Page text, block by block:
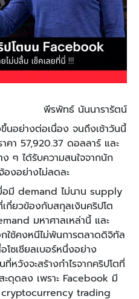
พีรพัทธ์ นันนารารัตน์
อย่างต่อเนื่อง จนถึงเช้าวันนี้
คา 57,920.37 ดอลลาร์ และ
ๆ ได้รับความสนใจจากนัก
งอย่างไม่ลดละ
อมี demand ไม่นาน supply
กี่ยวข้องกับสกุลเงินคริปโต
มหาศาลเหล่านี้ และ
ใช้คงหนีไม่พ้นการตลาดดิจิทัล
ซเชียลเบอร์หนึ่งอย่าง
หวังจะสร้างกำไรจากคริปโตที่
ดุดลง เพราะ Facebook มี
cryptocurrency trading